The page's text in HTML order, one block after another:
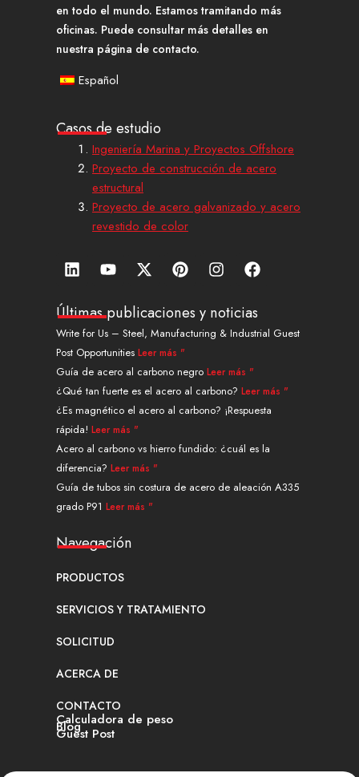
en todo el mundo. Estamos tramitando más
oficinas. Puede consultar más detalles en
nuestra página de contacto.
Español
Casos de estudio
Ingeniería Marina y Proyectos Offshore
Proyecto de construcción de acero
estructural
Proyecto de acero galvanizado y acero
revestido de color
L
i
k
e
d
i
n
Y
o
t
u
b
e
X
-
w
i
t
t
e
r
P
i
t
e
r
e
s
t
I
n
t
a
g
a
m
F
a
e
b
o
k
Últimas publicaciones y noticias
Write for Us – Steel, Manufacturing & Industrial Guest
Post Opportunities Leer más "
Guía de acero al carbono negro Leer más "
¿Qué tan fuerte es el acero al carbono? Leer más "
¿Es magnético el acero al carbono? ¡Respuesta
rápida! Leer más "
Acero al carbono vs hierro fundido: ¿cuál es la
diferencia? Leer más "
Guía de tubos sin costura de acero de aleación A335
grado P91 Leer más "
Navegación
PRODUCTOS
SERVICIOS Y TRATAMIENTO
SOLICITUD
ACERCA DE
CONTACTO
Calculadora de peso
Blog
Guest Post